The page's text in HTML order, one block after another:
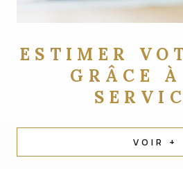
ESTIMER
GRÂCE À
VOIR +